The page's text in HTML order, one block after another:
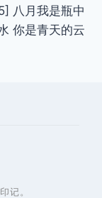
八月我是瓶中
你是青天的云
记。